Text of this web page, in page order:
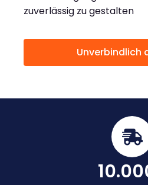
zuverlässig zu gestalten
Unverbindlich